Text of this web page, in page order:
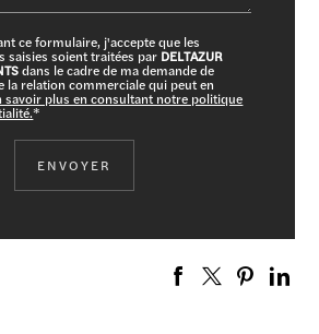
ce formulaire, j'accepte que les
saisies soient traitées par DELTAZUR
dans le cadre de ma demande de
la relation commerciale qui peut en
savoir plus en consultant notre politique
*